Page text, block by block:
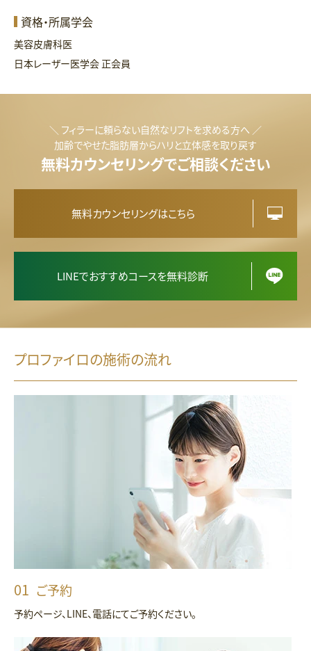
資格・所属学会
美容皮膚科医
日本レーザー医学会 正会員
＼ フィラーに頼らない自然なリフトを求める方へ ／
加齢でやせた脂肪層からハリと立体感を取り戻す
無料カウンセリングでご相談ください
無料カウンセリングはこちら
LINEでおすすめコースを無料診断
プロファイロの施術の流れ
ご予約
予約ページ、LINE、電話にてご予約ください。